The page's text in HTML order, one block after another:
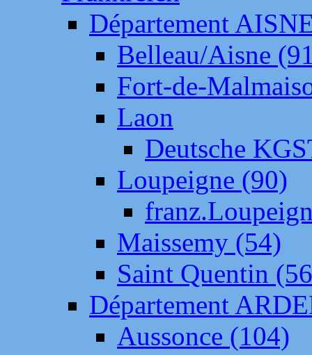
Département
Belleau/Aisne
Fort-de-
Laon
Deutsche
Loupeigne (90)
Maissemy (54)
Saint Quentin
Département
Aussonce (104)